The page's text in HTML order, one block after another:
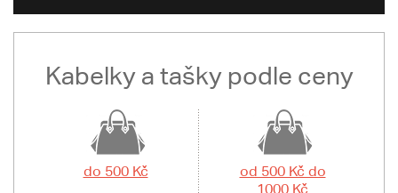
Kabelky a tašky podle ceny
do 500 Kč
od 500 Kč do
1000 Kč